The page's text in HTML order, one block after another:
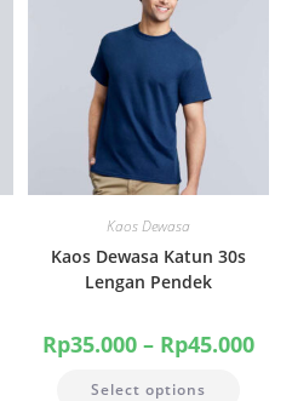
Kaos Dewasa
Kaos Dewasa Katun 30s
Lengan Pendek
Rp35.000 – Rp45.000
Select options